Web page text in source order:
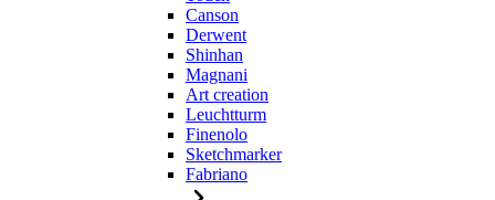
Canson
Derwent
Shinhan
Magnani
Art creation
Leuchtturm
Finenolo
Sketchmarker
Fabriano